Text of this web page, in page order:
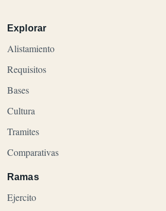
Explorar
Alistamiento
Requisitos
Bases
Cultura
Tramites
Comparativas
Ramas
Ejercito